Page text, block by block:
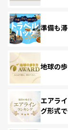
準備も
地球の
エアラ
グ形式